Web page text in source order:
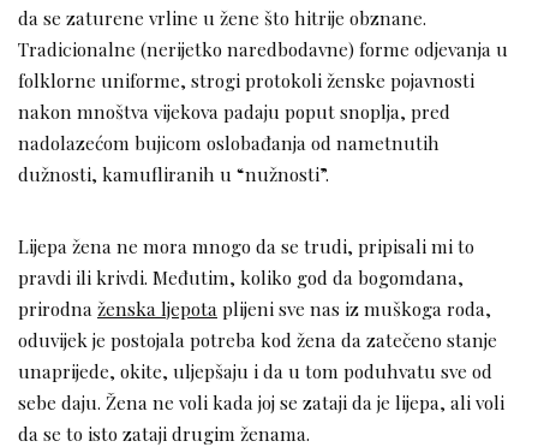
da se zaturene vrline u žene što hitrije obznane.
Tradicionalne (nerijetko naredbodavne) forme odjevanja u
folklorne uniforme, strogi protokoli ženske pojavnosti
nakon mnoštva vijekova padaju poput snoplja, pred
nadolazećom bujicom oslobađanja od nametnutih
dužnosti, kamufliranih u “nužnosti”.
Lijepa žena ne mora mnogo da se trudi, pripisali mi to
pravdi ili krivdi. Međutim, koliko god da bogomdana,
prirodna ženska ljepota plijeni sve nas iz muškoga roda,
oduvijek je postojala potreba kod žena da zatečeno stanje
unaprijede, okite, uljepšaju i da u tom poduhvatu sve od
sebe daju. Žena ne voli kada joj se zataji da je lijepa, ali voli
da se to isto zataji drugim ženama.